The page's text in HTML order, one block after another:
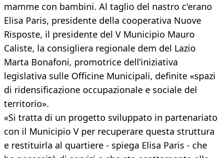
mamme con bambini. Al taglio del nastro c'erano
Elisa Paris, presidente della cooperativa Nuove
Risposte, il presidente del V Municipio Mauro
Caliste, la consigliera regionale dem del Lazio
Marta Bonafoni, promotrice dell’iniziativa
legislativa sulle Officine Municipali, definite «spazi
di ridensificazione occupazionale e sociale del
territorio».
«Si tratta di un progetto sviluppato in partenariato
con il Municipio V per recuperare questa struttura
e restituirla al quartiere - spiega Elisa Paris - che